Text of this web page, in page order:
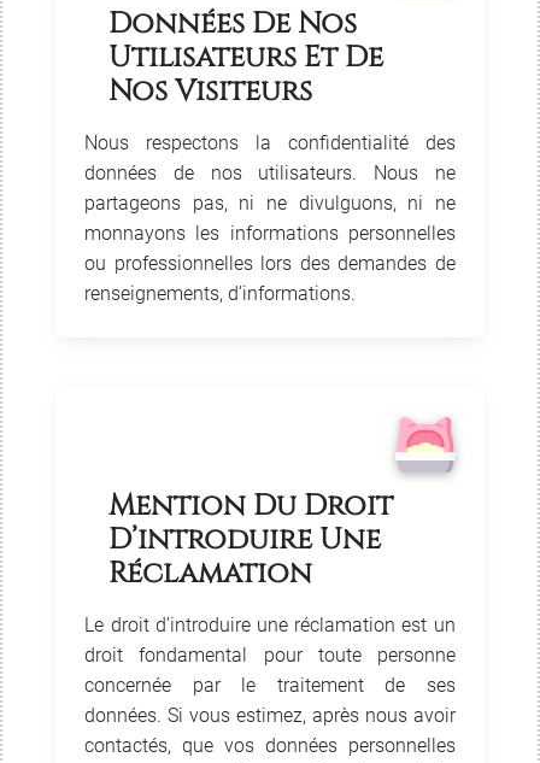
Données De Nos
Utilisateurs Et De
Nos Visiteurs
Nous respectons la confidentialité des
données de nos utilisateurs. Nous ne
partageons pas, ni ne divulguons, ni ne
monnayons les informations personnelles
ou professionnelles lors des demandes de
renseignements, d’informations.
Mention Du Droit
D’introduire Une
Réclamation
Le droit d’introduire une réclamation est un
droit fondamental pour toute personne
concernée par le traitement de ses
données. Si vous estimez, après nous avoir
contactés, que vos données personnelles